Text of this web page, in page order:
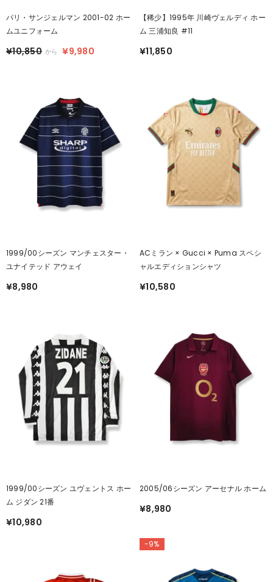
パリ・サンジェルマン 2001-02 ホー
ムユニフォーム
¥10,850 から ¥9,980
【稀少】1995年 川崎ヴェルディ ホー
ム 三浦知良 #11
¥11,850
1999/00シーズン マンチェスター・
ユナイテッド アウェイ
¥8,980
ACミラン × Gucci × Puma スペシ
ャルエディションシャツ
¥10,580
1999/00シーズン ユヴェントス ホー
ム ジダン 21番
¥10,980
2005/06シーズン アーセナル ホーム
¥8,980
-9%